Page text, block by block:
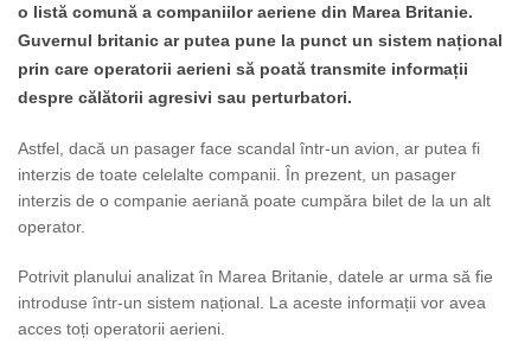
o listă comună a companiilor aeriene din Marea Britanie.
Guvernul britanic ar putea pune la punct un sistem național
prin care operatorii aerieni să poată transmite informații
despre călătorii agresivi sau perturbatori.
Astfel, dacă un pasager face scandal într-un avion, ar putea fi
interzis de toate celelalte companii. În prezent, un pasager
interzis de o companie aeriană poate cumpăra bilet de la un alt
operator.
Potrivit planului analizat în Marea Britanie, datele ar urma să fie
introduse într-un sistem național. La aceste informații vor avea
acces toți operatorii aerieni.